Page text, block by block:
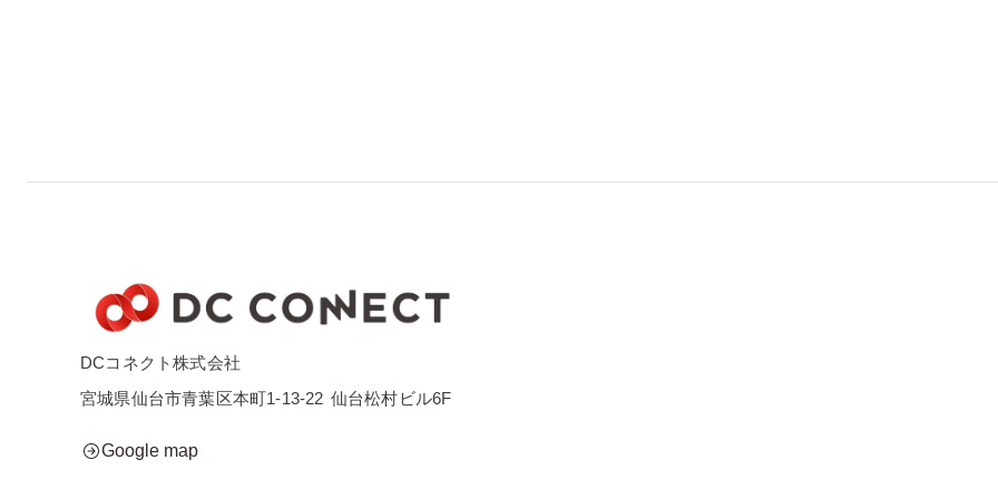
DCコネクト株式会社
宮城県仙台市青葉区本町1-13-22 仙台松村ビル6F
Google map